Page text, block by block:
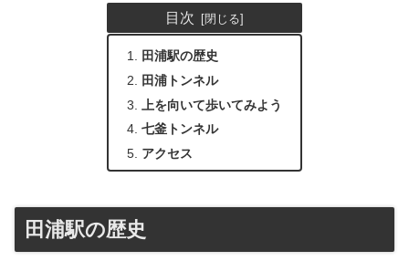
目次
田浦駅の歴史
田浦トンネル
上を向いて歩いてみよう
七釜トンネル
アクセス
田浦駅の歴史